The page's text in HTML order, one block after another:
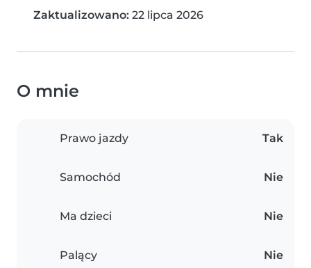
Zaktualizowano: 22 lipca 2026
O mnie
Prawo jazdy Tak
Samochód Nie
Ma dzieci Nie
Palący Nie